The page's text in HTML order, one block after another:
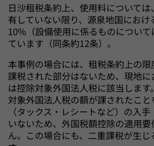
日沙租税条約上、使用料については
有していない限り、源泉地国におけ
10%（設備使用に係るものについ
ています（同条約12条）。
本事例の場合には、租税条約上の限
課税された部分はないため、現地
は控除対象外国法人税に該当します
対象外国法人税の額が課されたこ
（タックス・レシートなど）の入
いないため、外国税額控除の適用
ん。この場合にも、二重課税が生じ